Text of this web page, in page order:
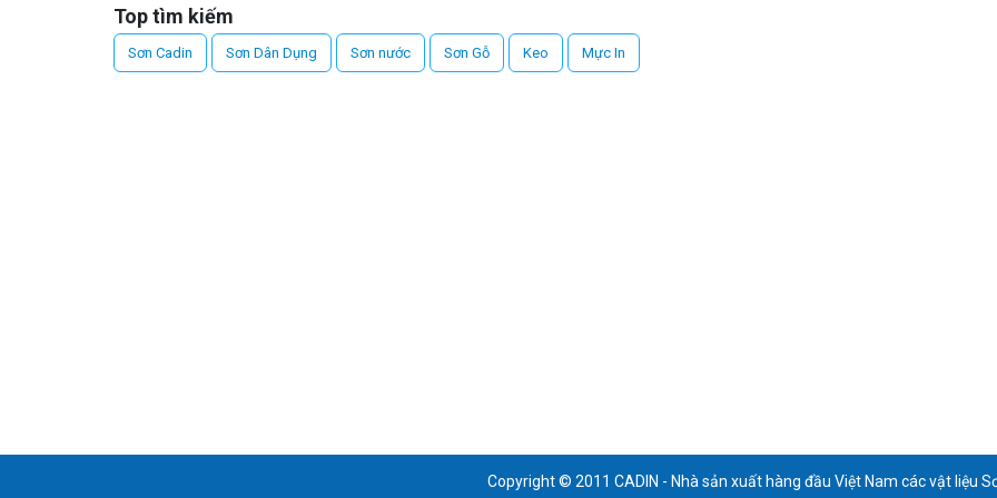
Top tìm kiếm
Sơn Cadin Sơn Dân Dụng Sơn nước Sơn Gỗ Keo Mực In
Copyright © 2011 CADIN - Nhà sản xuất hàng đầu Việt Nam các vật liệu